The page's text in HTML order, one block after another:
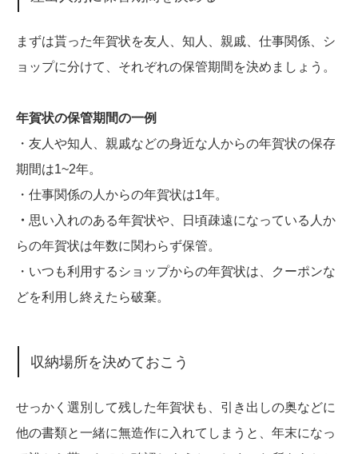
まずは貰った年賀状を友人、知人、親戚、仕事関係、シ
ョップに分けて、それぞれの保管期間を決めましょう。
年賀状の保管期間の一例
・友人や知人、親戚などの身近な人からの年賀状の保存
期間は1~2年。
・仕事関係の人からの年賀状は1年。
・ 思い入れのある年賀状や、日頃疎遠になっている人か
らの年賀状は年数に関わらず保管。
・いつも利用するショップからの年賀状は、クーポンな
どを利用し終えたら破棄。
収納場所を決めておこう
せっかく選別して残した年賀状も、引き出しの奥などに
他の書類と一緒に無造作に入れてしまうと、年末になっ